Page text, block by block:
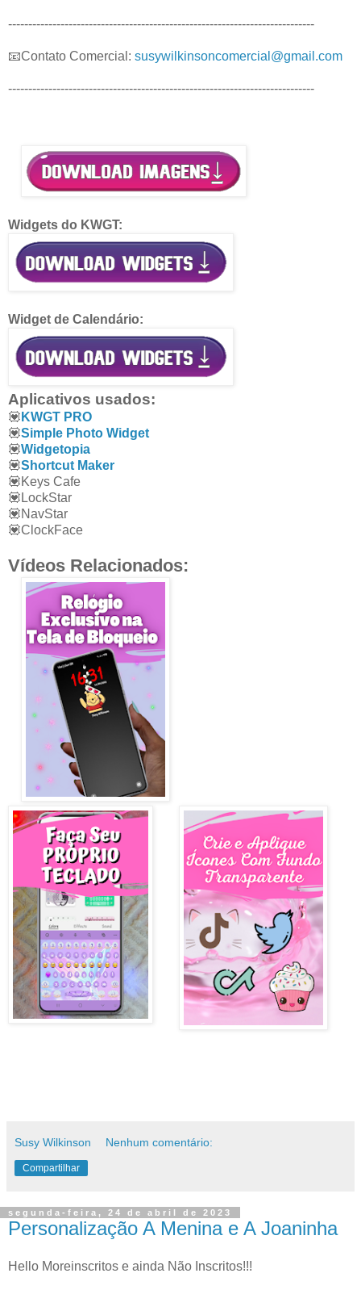
----------------------------------------------------------------------------
📧Contato Comercial: susywilkinsoncomercial@gmail.com
----------------------------------------------------------------------------
Widgets do KWGT:
Widget de Calendário:
Aplicativos usados:
💟 KWGT PRO
💟Simple Photo Widget
💟Widgetopia
💟Shortcut Maker
💟Keys Cafe
💟LockStar
💟NavStar
💟ClockFace
Vídeos Relacionados:
Susy Wilkinson Nenhum comentário:
Compartilhar
segunda-feira, 24 de abril de 2023
Personalização A Menina e A Joaninha
Hello Moreinscritos e ainda Não Inscritos!!!